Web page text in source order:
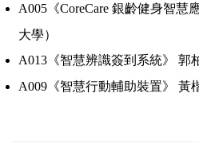
A005《CoreCare 銀齡健身智慧
大學）
A013《智慧辨識簽到系統》 郭
A009《智慧行動輔助裝置》 黃